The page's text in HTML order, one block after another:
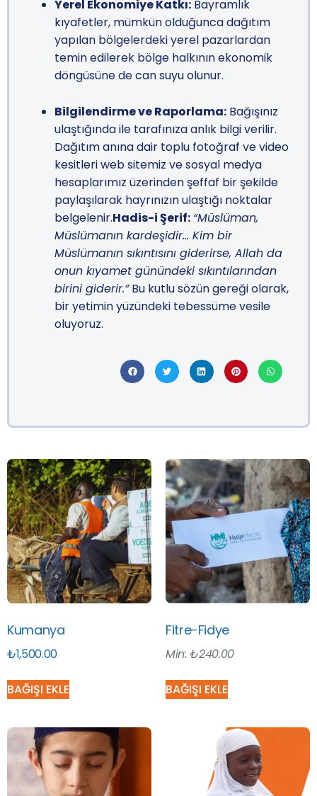
Yerel Ekonomiye Katkı: Bayramlık
kıyafetler, mümkün olduğunca dağıtım
yapılan bölgelerdeki yerel pazarlardan
temin edilerek bölge halkının ekonomik
döngüsüne de can suyu olunur.
Bilgilendirme ve Raporlama: Bağışınız
ulaştığında ile tarafınıza anlık bilgi verilir.
Dağıtım anına dair toplu fotoğraf ve video
kesitleri web sitemiz ve sosyal medya
hesaplarımız üzerinden şeffaf bir şekilde
paylaşılarak hayrınızın ulaştığı noktalar
belgelenir.Hadis-i Şerif: “Müslüman,
Müslümanın kardeşidir… Kim bir
Müslümanın sıkıntısını giderirse, Allah da
onun kıyamet günündeki sıkıntılarından
birini giderir.” Bu kutlu sözün gereği olarak,
bir yetimin yüzündeki tebessüme vesile
oluyoruz.
Kumanya
₺1,500.00
BAĞIŞI EKLE
Fitre-Fidye
Min:₺240.00
BAĞIŞI EKLE